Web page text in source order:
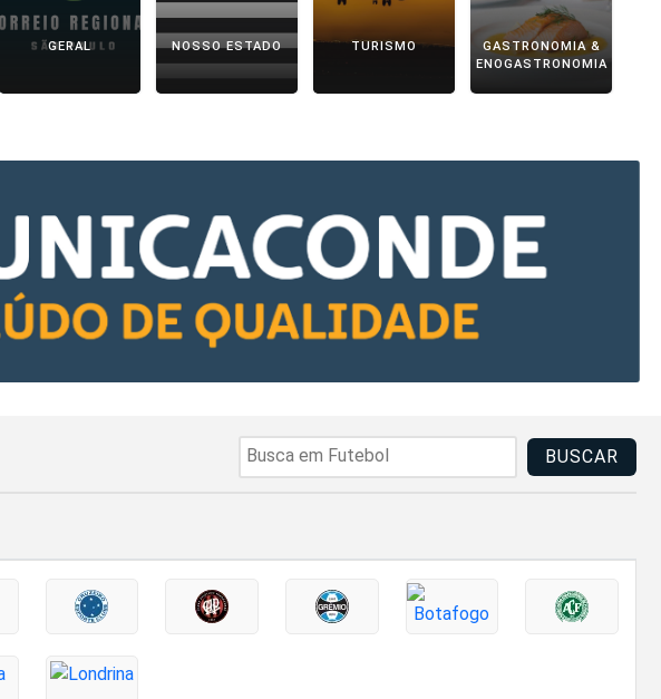
GERAL NOSSO ESTADO TURISMO
GASTRONOMIA &
ENOGASTRONOMIA
BUSCAR